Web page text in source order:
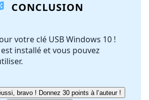
Annuler Publier un commentaire
CONCLUSION
votre clé USB Windows 10 !
installé et vous pouvez
bravo ! Donnez 30 points à l’auteur !